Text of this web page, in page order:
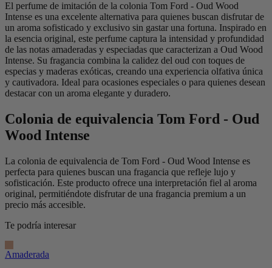
El perfume de imitación de la colonia Tom Ford - Oud Wood
Intense es una excelente alternativa para quienes buscan disfrutar de
un aroma sofisticado y exclusivo sin gastar una fortuna. Inspirado en
la esencia original, este perfume captura la intensidad y profundidad
de las notas amaderadas y especiadas que caracterizan a Oud Wood
Intense. Su fragancia combina la calidez del oud con toques de
especias y maderas exóticas, creando una experiencia olfativa única
y cautivadora. Ideal para ocasiones especiales o para quienes desean
destacar con un aroma elegante y duradero.
Colonia de equivalencia Tom Ford - Oud
Wood Intense
La colonia de equivalencia de Tom Ford - Oud Wood Intense es
perfecta para quienes buscan una fragancia que refleje lujo y
sofisticación. Este producto ofrece una interpretación fiel al aroma
original, permitiéndote disfrutar de una fragancia premium a un
precio más accesible.
Te podría interesar
Amaderada